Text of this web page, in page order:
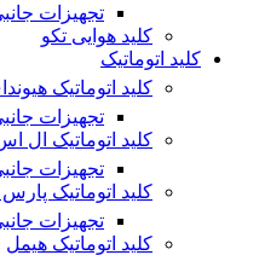
تجهیزات
کلید هوایی تکو
کلید اتوماتیک
کلید اتوماتیک
تجهیزات
کلید اتوماتیک ال
تجهیزات
کلید اتوماتیک پارس
تجهیزات
کلید اتوماتیک هیمل